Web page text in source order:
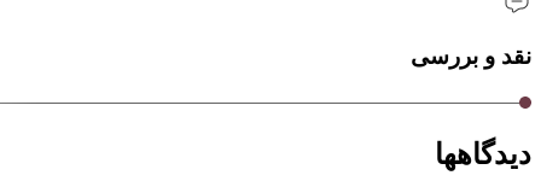
نقد و بررسی
دیدگاهها